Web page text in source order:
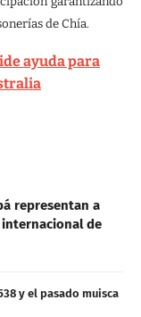
de Chía.
ayuda para
representan a
de
y el pasado muisca